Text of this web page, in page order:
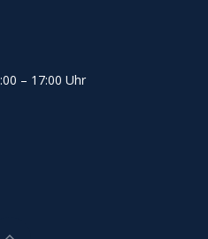
:00 – 17:00 Uhr